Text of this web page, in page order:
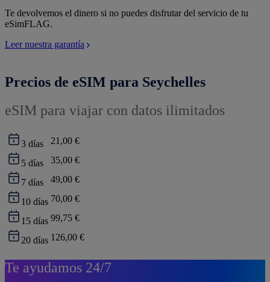
Te devolvemos el dinero si no puedes disfrutar del servicio de tu
eSimFLAG.
Leer nuestra garantía
Precios de eSIM para Seychelles
eSIM para viajar con datos ilimitados
3 días 21,00 €
5 días 35,00 €
7 días 49,00 €
10 días 70,00 €
15 días 99,75 €
20 días 126,00 €
Te ayudamos 24/7